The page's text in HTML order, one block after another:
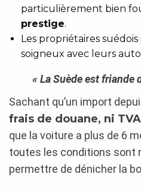
particulièrement bien
prestige.
Les propriétaires
soigneux avec leurs
« La Suède est friande
Sachant qu’un import
frais de douane, ni TVA
que la voiture a plus de 6
toutes les conditions sont
permettre de dénicher la